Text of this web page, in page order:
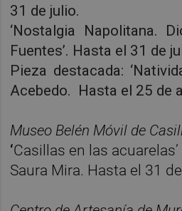
31 de julio.
‘Nostalgia Napolitana.
Fuentes’. Hasta el 31 de
Pieza destacada:
Acebedo. Hasta el 25 de
Museo Belén Móvil de
‘Casillas en las
Saura Mira. Hasta el 31